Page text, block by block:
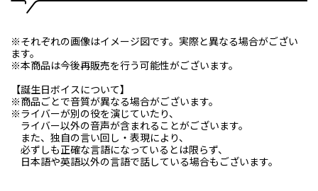
※それぞれの画像はイメージ図です。実際と異なる場合がござい
ます。
※本商品は今後再販売を行う可能性がございます。
【誕生日ボイスについて】
※商品ごとで音質が異なる場合がございます。
※ライバーが別の役を演じていたり、
ライバー以外の音声が含まれることがございます。
また、独自の言い回し・表現により、
必ずしも正確な言語になっているとは限らず、
日本語や英語以外の言語で話している場合もございます。